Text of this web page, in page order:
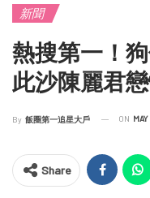
新聞
熱搜第一！
此沙陳麗君
By 飯圈第一追星大戶 ON
Share